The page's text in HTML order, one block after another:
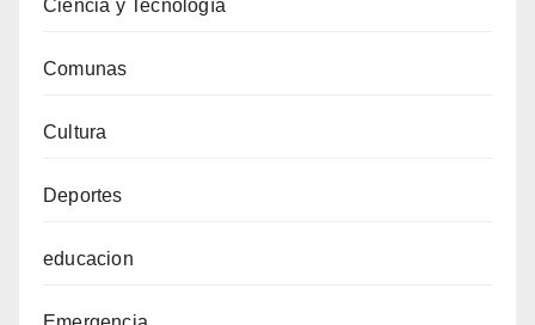
Ciencia y Tecnología
Comunas
Cultura
Deportes
educacion